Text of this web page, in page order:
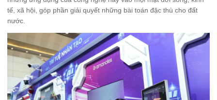
tế, xã hội, góp phần giải quyết những bài toán đặc thù cho đất
nước.